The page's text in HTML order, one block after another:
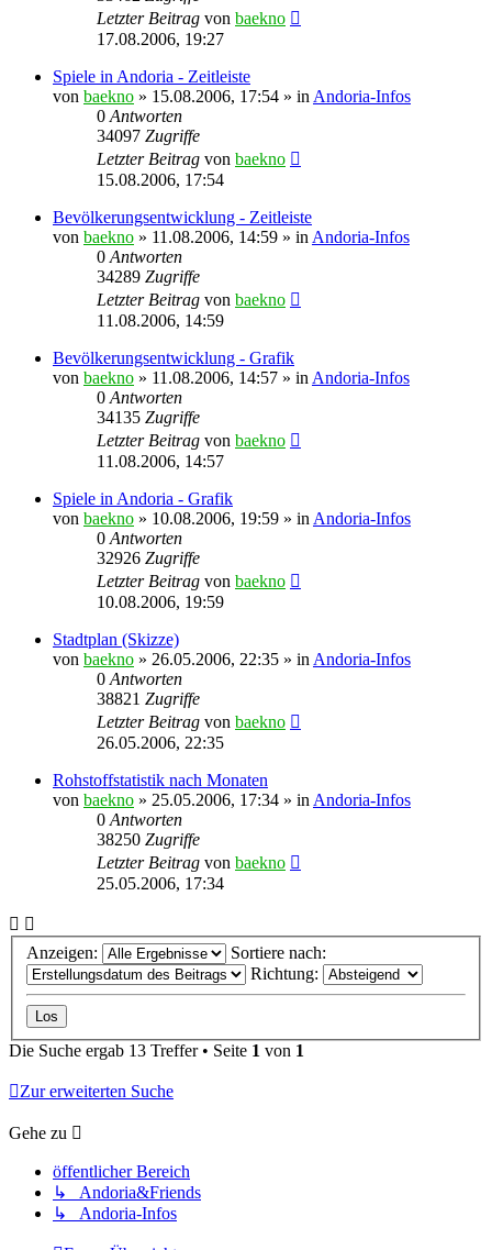
Letzter Beitrag von baekno
17.08.2006, 19:27
Spiele in Andoria - Zeitleiste
von baekno » 15.08.2006, 17:54 » in Andoria-Infos
0 Antworten
34097 Zugriffe
Letzter Beitrag von baekno
15.08.2006, 17:54
Bevölkerungsentwicklung - Zeitleiste
von baekno » 11.08.2006, 14:59 » in Andoria-Infos
0 Antworten
34289 Zugriffe
Letzter Beitrag von baekno
11.08.2006, 14:59
Bevölkerungsentwicklung - Grafik
von baekno » 11.08.2006, 14:57 » in Andoria-Infos
0 Antworten
34135 Zugriffe
Letzter Beitrag von baekno
11.08.2006, 14:57
Spiele in Andoria - Grafik
von baekno » 10.08.2006, 19:59 » in Andoria-Infos
0 Antworten
32926 Zugriffe
Letzter Beitrag von baekno
10.08.2006, 19:59
Stadtplan (Skizze)
von baekno » 26.05.2006, 22:35 » in Andoria-Infos
0 Antworten
38821 Zugriffe
Letzter Beitrag von baekno
26.05.2006, 22:35
Rohstoffstatistik nach Monaten
von baekno » 25.05.2006, 17:34 » in Andoria-Infos
0 Antworten
38250 Zugriffe
Letzter Beitrag von baekno
25.05.2006, 17:34
Anzeigen:
Sortiere nach:
Richtung:
Die Suche ergab 13 Treffer • Seite 1 von 1
Zur erweiterten Suche
Gehe zu
öffentlicher Bereich
↳ Andoria&Friends
↳ Andoria-Infos